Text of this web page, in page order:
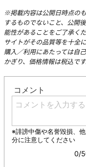
※掲載内容は公開日時点の
するものでないこと、公開
能性があることをご了承く
サイトがその品質等を十全
購入／利用にあたっては自
かぎり、価格情報は税込です